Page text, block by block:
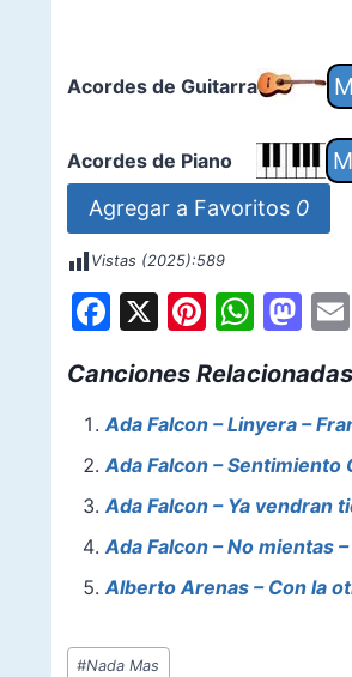
Acordes de Guitarra
Acordes de Piano
Agregar a Favoritos 0
Vistas (2025):589
F
c
e
b
o
o
k
X Pi
er
e
st
W
at
s
A
p
p
M
st
o
d
o
n
Canciones
Ada Falcon – Linyera –
Ada Falcon – Sentimiento
Ada Falcon – Ya vendran
Ada Falcon – No mientas
Alberto Arenas – Con la
Etiquetas
#Nada Mas